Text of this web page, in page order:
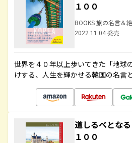
１００
BOOKS 旅の名言＆
2022.11.04 発売
世界を４０年以上歩いてきた「地球
けする、人生を輝かせる韓国の名言
道しるべとな
１００